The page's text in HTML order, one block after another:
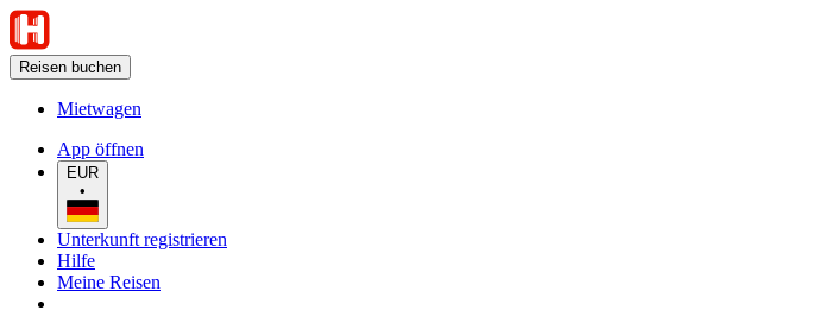
Reisen buchen
Mietwagen
App öffnen
EUR
•
Unterkunft registrieren
Hilfe
Meine Reisen